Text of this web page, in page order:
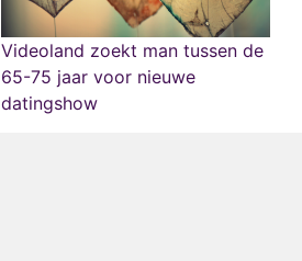
Videoland zoekt man tussen de
65-75 jaar voor nieuwe
datingshow